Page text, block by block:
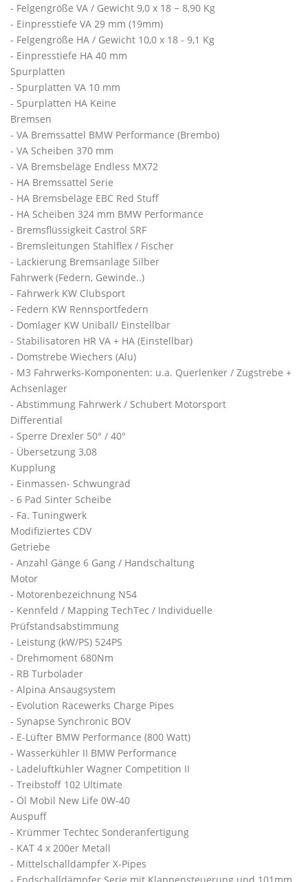
- Felgengröße VA / Gewicht 9,0 x 18 − 8,90 Kg
- Einpresstiefe VA 29 mm (19mm)
- Felgengröße HA / Gewicht 10,0 x 18 - 9,1 Kg
- Einpresstiefe HA 40 mm
Spurplatten
- Spurplatten VA 10 mm
- Spurplatten HA Keine
Bremsen
- VA Bremssattel BMW Performance (Brembo)
- VA Scheiben 370 mm
- VA Bremsbeläge Endless MX72
- HA Bremssattel Serie
- HA Bremsbeläge EBC Red Stuff
- HA Scheiben 324 mm BMW Performance
- Bremsflüssigkeit Castrol SRF
- Bremsleitungen Stahlflex / Fischer
- Lackierung Bremsanlage Silber
Fahrwerk (Federn, Gewinde..)
- Fahrwerk KW Clubsport
- Federn KW Rennsportfedern
- Domlager KW Uniball/ Einstellbar
- Stabilisatoren HR VA + HA (Einstellbar)
- Domstrebe Wiechers (Alu)
- M3 Fahrwerks-Komponenten: u.a. Querlenker / Zugstrebe +
Achsenlager
- Abstimmung Fahrwerk / Schubert Motorsport
Differential
- Sperre Drexler 50° / 40°
- Übersetzung 3,08
Kupplung
- Einmassen- Schwungrad
- 6 Pad Sinter Scheibe
- Fa. Tuningwerk
Modifiziertes CDV
Getriebe
- Anzahl Gänge 6 Gang / Handschaltung
Motor
- Motorenbezeichnung N54
- Kennfeld / Mapping TechTec / Individuelle
Prüfstandsabstimmung
- Leistung (kW/PS) 524PS
- Drehmoment 680Nm
- RB Turbolader
- Alpina Ansaugsystem
- Evolution Racewerks Charge Pipes
- Synapse Synchronic BOV
- E-Lüfter BMW Performance (800 Watt)
- Wasserkühler II BMW Performance
- Ladeluftkühler Wagner Competition II
- Treibstoff 102 Ultimate
- Öl Mobil New Life 0W-40
Auspuff
- Krümmer Techtec Sonderanfertigung
- KAT 4 x 200er Metall
- Mittelschalldämpfer X-Pipes